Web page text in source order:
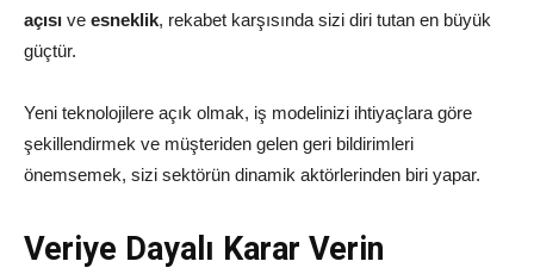
açısı ve esneklik, rekabet karşısında sizi diri tutan en büyük
güçtür.
Yeni teknolojilere açık olmak, iş modelinizi ihtiyaçlara göre
şekillendirmek ve müşteriden gelen geri bildirimleri
önemsemek, sizi sektörün dinamik aktörlerinden biri yapar.
Veriye Dayalı Karar Verin